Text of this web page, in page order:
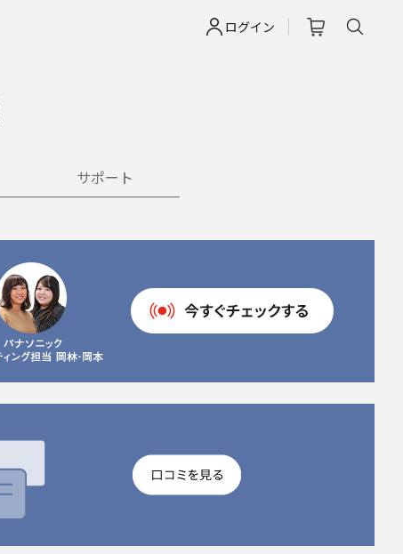
ログイン
サポート